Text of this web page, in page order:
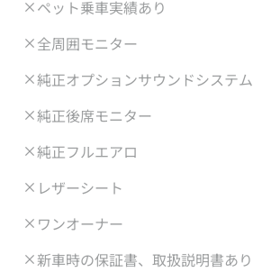
ペット乗車実績あり
全周囲モニター
純正オプションサウンドシステム
純正後席モニター
純正フルエアロ
レザーシート
ワンオーナー
新車時の保証書、取扱説明書あり